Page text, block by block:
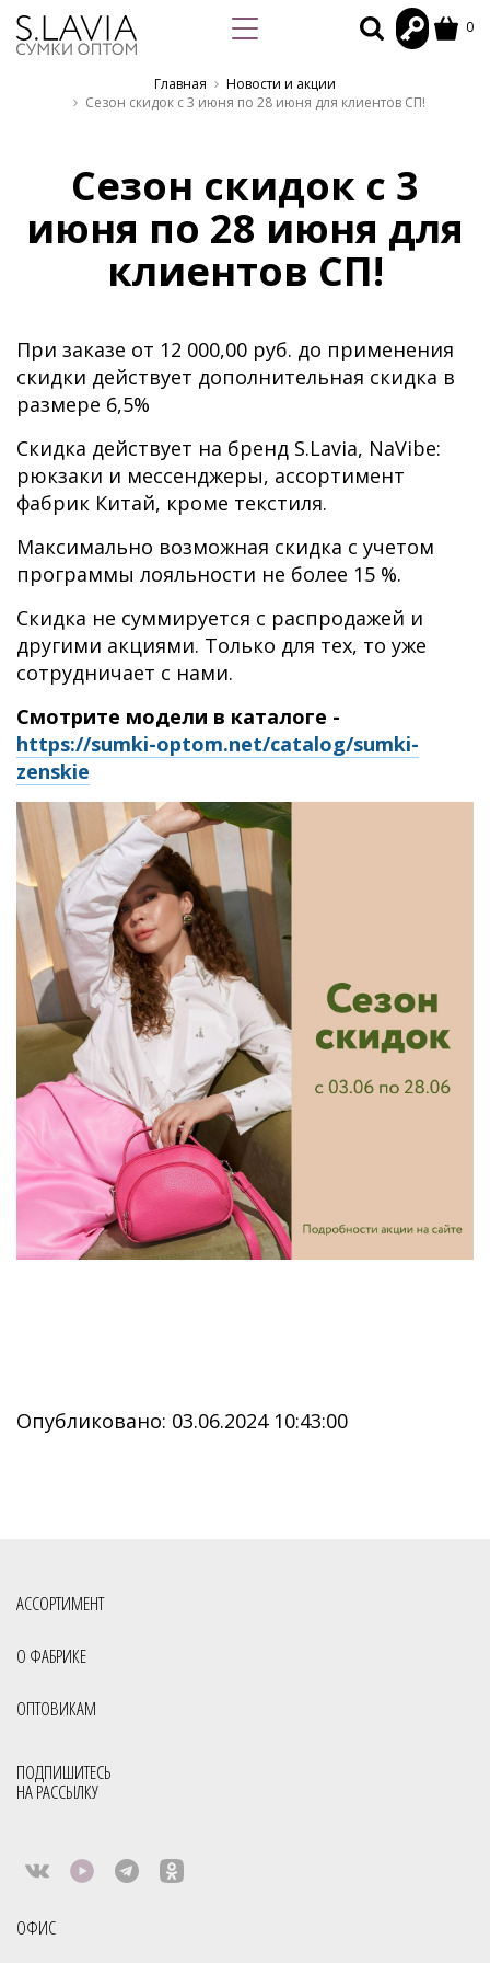
0
Главная
Новости и акции
Сезон скидок с 3 июня по 28 июня для клиентов СП!
Сезон скидок с 3
июня по 28 июня для
клиентов СП!
При заказе от 12 000,00 руб. до применения
скидки действует дополнительная скидка в
размере 6,5%
Скидка действует на бренд S.Lavia, NaVibe:
рюкзаки и мессенджеры, ассортимент
фабрик Китай, кроме текстиля.
Максимально возможная скидка с учетом
программы лояльности не более 15 %.
Скидка не суммируется с распродажей и
другими акциями. Только для тех, то уже
сотрудничает с нами.
Смотрите модели в каталоге -
https://sumki-optom.net/catalog/sumki-
zenskie
Опубликовано: 03.06.2024 10:43:00
АССОРТИМЕНТ
О ФАБРИКЕ
ОПТОВИКАМ
ПОДПИШИТЕСЬ
НА РАССЫЛКУ
ОФИС